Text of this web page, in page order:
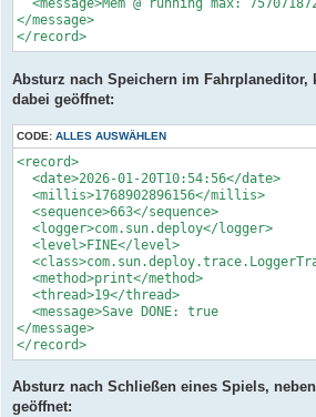
<message>Mem @ running max:
</message>
</record>
Absturz nach Speichern im Fahrplaneditor,
dabei geöffnet:
CODE: ALLES AUSWÄHLEN
<record>
  <date>2026-01-20T10:54:56</date>
  <millis>1768902896156</millis>
  <sequence>663</sequence>
  <logger>com.sun.deploy</logger>
  <level>FINE</level>
  <method>print</method>
  <thread>19</thread>
  <message>Save DONE: true
</message>
</record>
Absturz nach Schließen eines Spiels,
geöffnet: